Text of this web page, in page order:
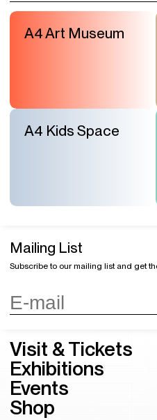
A4 Art Museum
A4 Kids Space
Mailing List
Subscribe to our mailing list and get
Visit & Tickets
Exhibitions
Events
Shop